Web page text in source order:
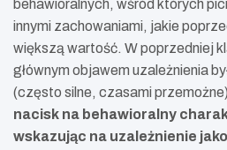
behawioralnych, wśród których
innymi zachowaniami, jakie
większą wartość. W poprzedniej
głównym objawem uzależnienia
(często silne, czasami
nacisk na behawioralny
wskazując na uzależnienie